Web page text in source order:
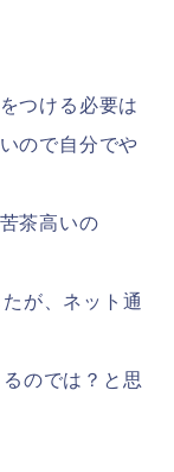
つける必要は
ので自分でや
茶高いの
が、ネット通
のでは？と思